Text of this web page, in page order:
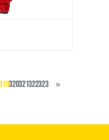
320321322323 »